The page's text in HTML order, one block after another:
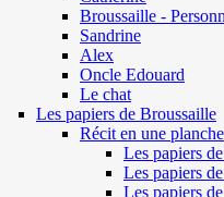
Broussaille -
Sandrine
Alex
Oncle Edouard
Le chat
Les papiers de Broussaille
Récit en une planche
Les papiers
Les papiers
Les papiers